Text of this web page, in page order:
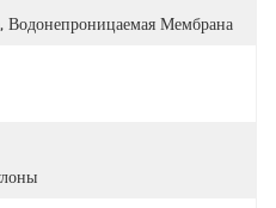
Мембрана